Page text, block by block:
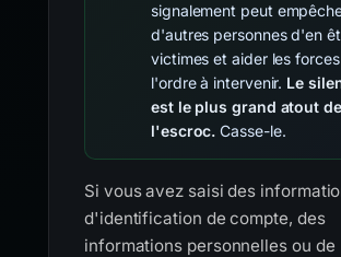
signalement peut
d'autres personnes d'en
victimes et aider les
l'ordre à intervenir. Le
est le plus grand atout de
l'escroc. Casse-le.
Si vous avez saisi des
d'identification de compte, des
informations personnelles ou de